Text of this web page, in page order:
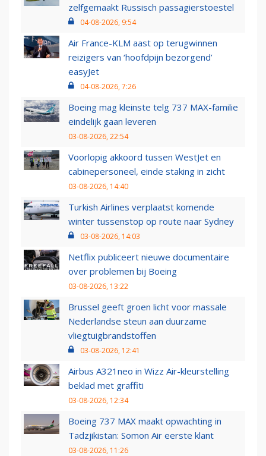
zelfgemaakt Russisch passagierstoestel
04-08-2026, 9:54
Air France-KLM aast op terugwinnen
reizigers van ‘hoofdpijn bezorgend’
easyJet
04-08-2026, 7:26
Boeing mag kleinste telg 737 MAX-familie
eindelijk gaan leveren
03-08-2026, 22:54
Voorlopig akkoord tussen WestJet en
cabinepersoneel, einde staking in zicht
03-08-2026, 14:40
Turkish Airlines verplaatst komende
winter tussenstop op route naar Sydney
03-08-2026, 14:03
Netflix publiceert nieuwe documentaire
over problemen bij Boeing
03-08-2026, 13:22
Brussel geeft groen licht voor massale
Nederlandse steun aan duurzame
vliegtuigbrandstoffen
03-08-2026, 12:41
Airbus A321neo in Wizz Air-kleurstelling
beklad met graffiti
03-08-2026, 12:34
Boeing 737 MAX maakt opwachting in
Tadzjikistan: Somon Air eerste klant
03-08-2026, 11:26